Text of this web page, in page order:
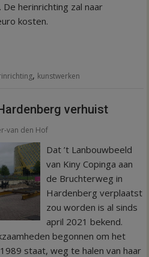
herinrichting zal naar
kosten.
, kunstwerken
verhuist
van den Hof
Dat ’t Lanbouwbeeld
van Kiny Copinga aan
de Bruchterweg in
Hardenberg verplaatst
zou worden is al sinds
april 2021 bekend.
begonnen om het
staat, weg te halen van haar